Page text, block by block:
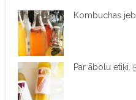
Kombuchas
Par ābolu etiķi.